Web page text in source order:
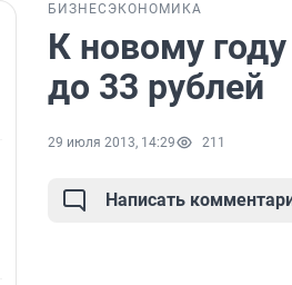
БИЗНЕС ЭКОНОМИКА
К новому
до 33 рублей
29 июля 2013, 14:29 211
Написать